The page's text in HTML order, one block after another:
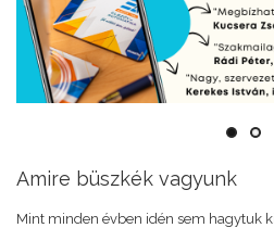
Amire büszkék vagyunk
Mint minden évben idén sem hagytuk